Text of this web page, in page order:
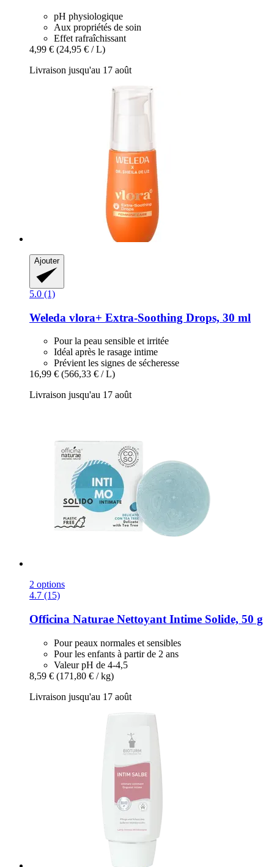
pH physiologique
Aux propriétés de soin
Effet rafraîchissant
4,99 € (24,95 € / L)
Livraison jusqu'au 17 août
Ajouter
5.0 (1)
Weleda vlora+ Extra-​Soothing Drops, 30 ml
Pour la peau sensible et irritée
Idéal après le rasage intime
Prévient les signes de sécheresse
16,99 € (566,33 € / L)
Livraison jusqu'au 17 août
2 options
4.7 (15)
Officina Naturae Nettoyant Intime Solide, 50 g
Pour peaux normales et sensibles
Pour les enfants à partir de 2 ans
Valeur pH de 4-4,5
8,59 € (171,80 € / kg)
Livraison jusqu'au 17 août